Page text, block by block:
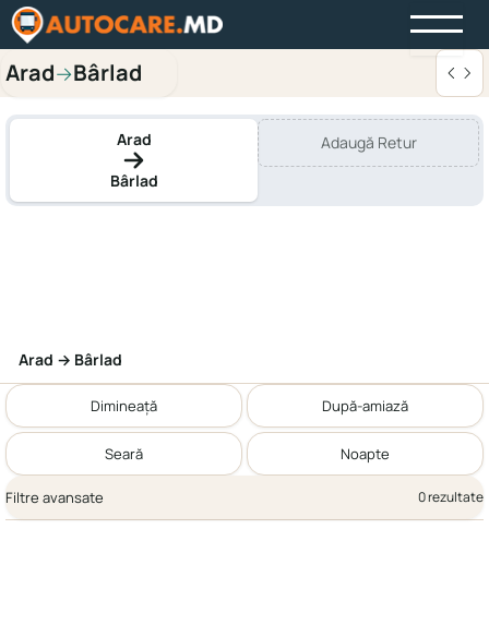
Arad→Bârlad
Arad
Bârlad
Adaugă Retur
Arad → Bârlad
Dimineață După-amiază
Seară Noapte
Filtre avansate 0 rezultate